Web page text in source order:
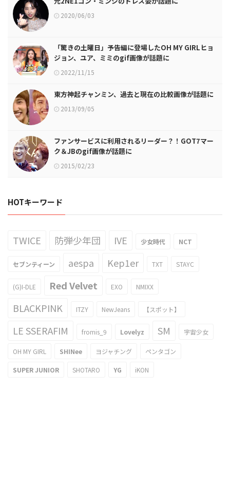
2020/06/03
「驚きの土曜日」予告編に登場したOH MY GIRLヒョ
ジョン、ユア、ミミのgif画像が話題に
2022/11/15
東方神起チャンミン、過去と現在の比較画像が話題に
2013/09/05
ファンサービスに利用されるリーダー？！GOT7マー
ク＆JBのgif画像が話題に
2015/02/23
HOTキーワード
TWICE 防弾少年団 IVE 少女時代 NCT
セブンティーン aespa Kep1er TXT STAYC
(G)I-DLE Red Velvet EXO NMIXX
BLACKPINK ITZY NewJeans 【スポット】
LE SSERAFIM fromis_9 Lovelyz SM 宇宙少女
OH MY GIRL SHINee ヨジャチング ペンタゴン
SUPER JUNIOR SHOTARO YG iKON